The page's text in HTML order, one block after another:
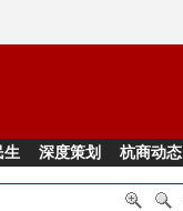
生 深度策划 杭商动态